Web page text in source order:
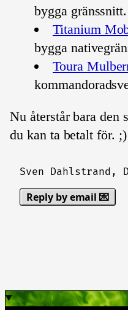
bygga gränssnitt.
Titanium
bygga
Toura
Nu återstår bara den
du kan ta betalt för. ;)
Sven Dahlstrand,
Reply by email 💌